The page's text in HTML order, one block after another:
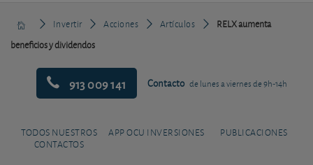
Invertir Acciones Artículos
RELX aumenta
beneficios y dividendos
913 009 141 Contacto de lunes a viernes de 9h-14h
TODOS NUESTROS
CONTACTOS
APP OCU INVERSIONES PUBLICACIONES